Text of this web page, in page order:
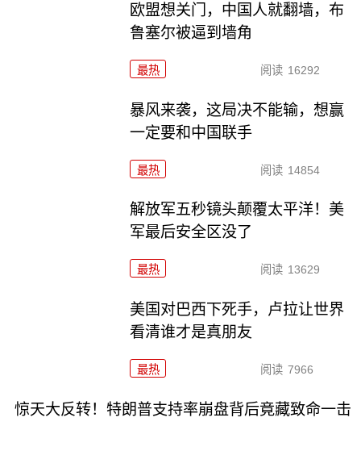
欧盟想关门，中国人就翻墙，布
鲁塞尔被逼到墙角
最热 阅读 16292
暴风来袭，这局决不能输，想赢
一定要和中国联手
最热 阅读 14854
解放军五秒镜头颠覆太平洋！美
军最后安全区没了
最热 阅读 13629
美国对巴西下死手，卢拉让世界
看清谁才是真朋友
最热 阅读 7966
惊天大反转！特朗普支持率崩盘背后竟藏致命一击